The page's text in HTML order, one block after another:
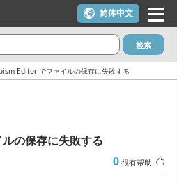
ションにおけるCubism Editorお
応について
高版本上安装时出现警告
发布作品吗？
检索
Editor でファイルの保存に失敗する
の保存に失敗する
0 很有帮助
简体中文